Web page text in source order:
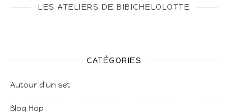
LES ATELIERS DE BIBICHELOLOTTE
CATÉGORIES
Autour d'un set
Blog Hop